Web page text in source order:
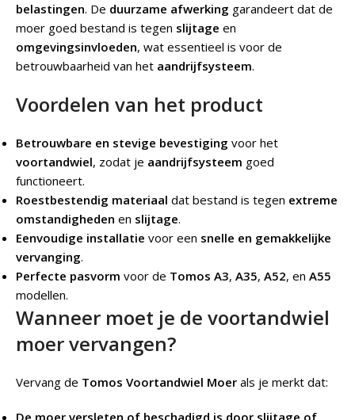
belastingen. De duurzame afwerking garandeert dat de
moer goed bestand is tegen slijtage en
omgevingsinvloeden, wat essentieel is voor de
betrouwbaarheid van het aandrijfsysteem.
Voordelen van het product
Betrouwbare en stevige bevestiging voor het
voortandwiel, zodat je aandrijfsysteem goed
functioneert.
Roestbestendig materiaal dat bestand is tegen extreme
omstandigheden en slijtage.
Eenvoudige installatie voor een snelle en gemakkelijke
vervanging.
Perfecte pasvorm voor de Tomos A3, A35, A52, en A55
modellen.
Wanneer moet je de voortandwiel
moer vervangen?
Vervang de Tomos Voortandwiel Moer als je merkt dat: